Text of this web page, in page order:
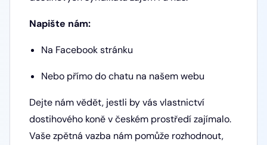
Napište nám:
Na Facebook stránku
Nebo přímo do chatu na našem webu
Dejte nám vědět, jestli by vás vlastnictví
dostihového koně v českém prostředí zajímalo.
Vaše zpětná vazba nám pomůže rozhodnout,